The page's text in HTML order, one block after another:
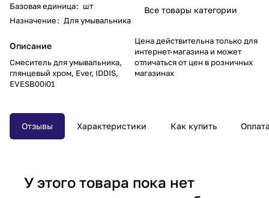
Базовая единица: шт
Назначение: Для умывальника
Описание
Смеситель для умывальника,
глянцевый хром, Ever, IDDIS,
EVESB00i01
Все товары категории
Цена действительна только для
интернет-магазина и может
отличаться от цен в розничных
магазинах
Отзывы Характеристики Как купить
У этого товара пока нет